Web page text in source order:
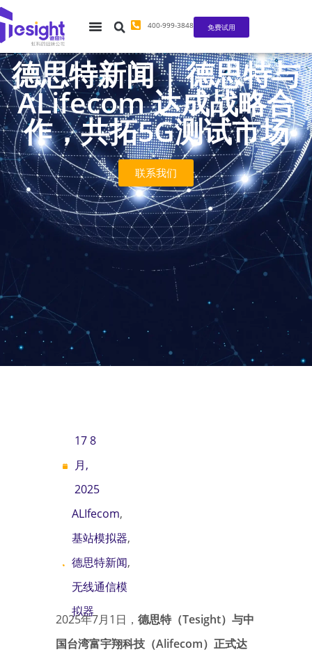
400-999-3848 免费试用
德思特新闻 | 德思特与
ALifecom 达成战略合
作，共拓5G测试市场
联系我们
17 8
月,
2025
ALIfecom,
基站模拟器,
德思特新闻,
无线通信模
拟器
2025年7月1日， 德思特（Tesight）与中
国台湾富宇翔科技（Alifecom）正式达